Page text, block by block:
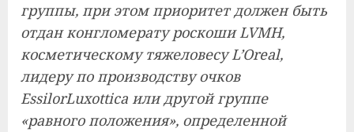
группы, при этом приоритет должен быть
отдан конгломерату роскоши LVMH,
косметическому тяжеловесу L’Oreal,
лидеру по производству очков
EssilorLuxottica или другой группе
«равного положения», определенной